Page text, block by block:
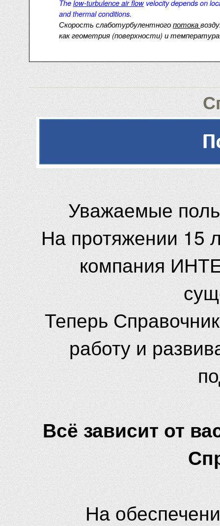
Thelow-turbulence air flowvelocity depends on
and thermal conditions.
Скорость слаботурбулентногопотока
как геометрия (поверхности) и
Уважаемые
На протяжении 15
компания
Теперь
работу и
Всё зависит от
На